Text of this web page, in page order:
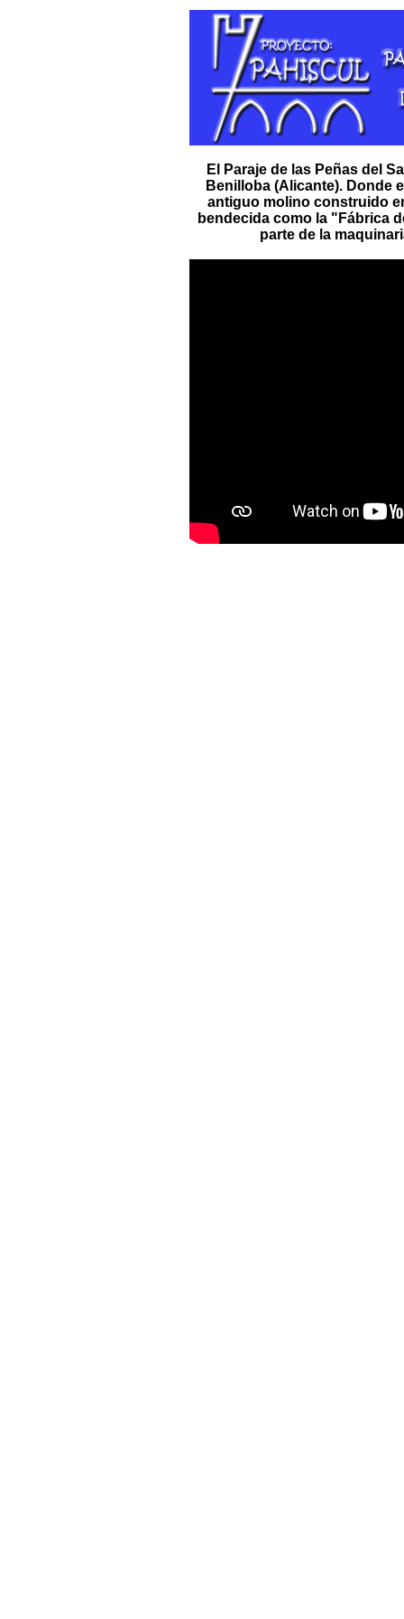
El Paraje de las Peñas del
Benilloba (Alicante). Donde
antiguo molino construido
bendecida como la "Fábrica
parte de la